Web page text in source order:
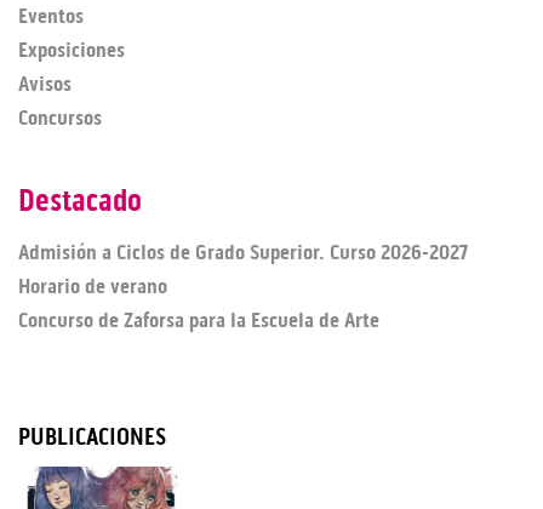
Eventos
Exposiciones
Avisos
Concursos
Destacado
Admisión a Ciclos de Grado Superior. Curso 2026-2027
Horario de verano
Concurso de Zaforsa para la Escuela de Arte
PUBLICACIONES